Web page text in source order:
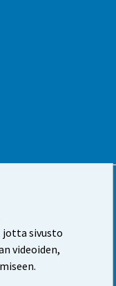
sivusto
videoiden,